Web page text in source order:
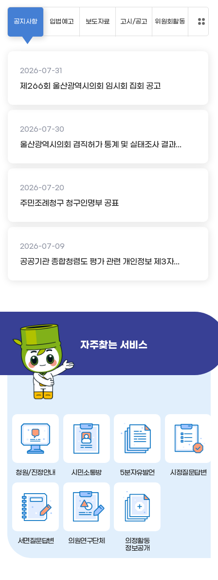
공지사항
2026-07-31
제266회 울산광역시의회 임시회 집회 공고
2026-07-30
울산광역시의회 겸직허가 통계 및 실태조사 결과...
2026-07-20
주민조례청구 청구인명부 공표
2026-07-09
공공기관 종합청렴도 평가 관련 개인정보 제3자...
입법예고 보도자료 고시/공고 위원회활동
자주찾는 서비스
청원/진정안내 시민소통방 5분자유발언 시정질문답변
서면질문답변 의원연구단체
의정활동
정보공개